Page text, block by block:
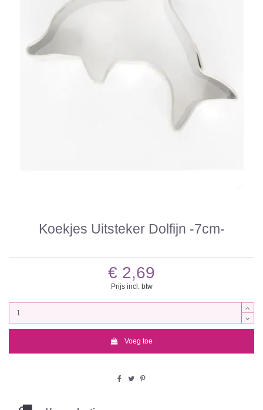
Koekjes Uitsteker Dolfijn -7cm-
€ 2,69
Prijs incl. btw
Voeg toe